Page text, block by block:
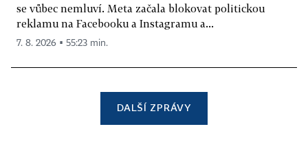
se vůbec nemluví. Meta začala blokovat politickou
reklamu na Facebooku a Instagramu a...
7. 8. 2026 ▪ 55:23 min.
DALŠÍ ZPRÁVY